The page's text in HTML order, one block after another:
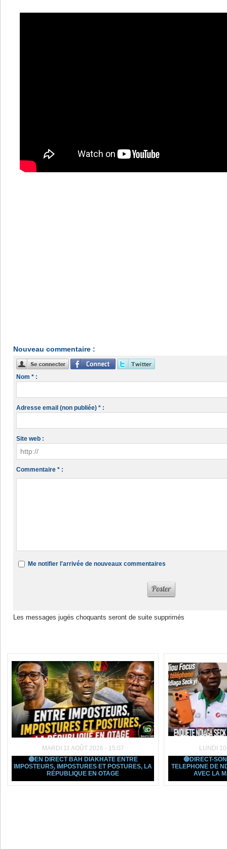
Nouveau commentaire :
Nom * :
Adresse email (non publiée) * :
Site web :
Commentaire * :
Me notifier l'arrivée de nouveaux commentaires
Les messages jugés choquants seront de suite supprimés
MARDI 11 AOÛT 2026 - 15:07
🔴EN DIRECT BAH DIAKHATE ENTRE
IMPOSTEURS, IMPOSTURES ET POSTURES, LA
RÉPUBLIQUE EN OTAGE
LUNDI
🔴DIRECT-
TELEPHONE DE
AVEC LA